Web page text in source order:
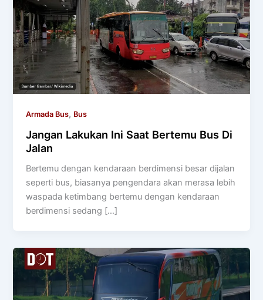
Armada Bus, Bus
Jangan Lakukan Ini Saat Bertemu Bus Di
Jalan
Bertemu dengan kendaraan berdimensi besar dijalan
seperti bus, biasanya pengendara akan merasa lebih
waspada ketimbang bertemu dengan kendaraan
berdimensi sedang […]